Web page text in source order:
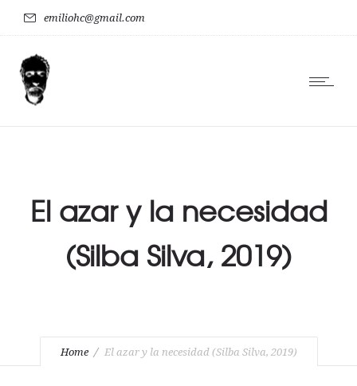
emiliohc@gmail.com
El azar y la necesidad
(Silba Silva, 2019)
Home El azar y la necesidad (Silba Silva, 2019)